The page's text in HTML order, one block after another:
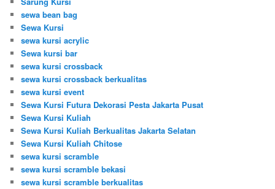
sewa bean bag
Sewa Kursi
sewa kursi acrylic
Sewa kursi bar
sewa kursi crossback
sewa kursi crossback berkualitas
sewa kursi event
Sewa Kursi Futura Dekorasi Pesta Jakarta Pusat
Sewa Kursi Kuliah
Sewa Kursi Kuliah Berkualitas Jakarta Selatan
Sewa Kursi Kuliah Chitose
sewa kursi scramble
sewa kursi scramble bekasi
sewa kursi scramble berkualitas